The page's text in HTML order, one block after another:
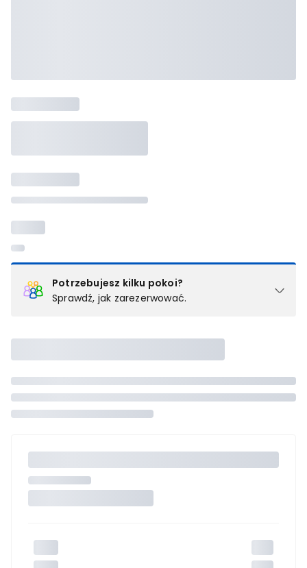
Potrzebujesz kilku pokoi?
Sprawdź, jak zarezerwować.
pokoju (lub apartamencie, willi itd.). Wybierz jedną z ofert z listy
i zarezerwuj ją. Zrób oddzielne rezerwacje dla każdego
kolejnego pokoju lubskontaktuj się z nami,by złożyć
zamówienie u naszego doradcy.
Maksymalna liczba uczestników
maksymalny limit dla 1 pokoju.